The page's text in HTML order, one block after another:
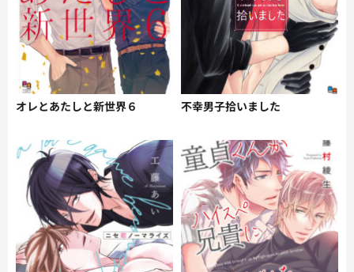
オレとあたしと新世界６ 不幸男子拾いました